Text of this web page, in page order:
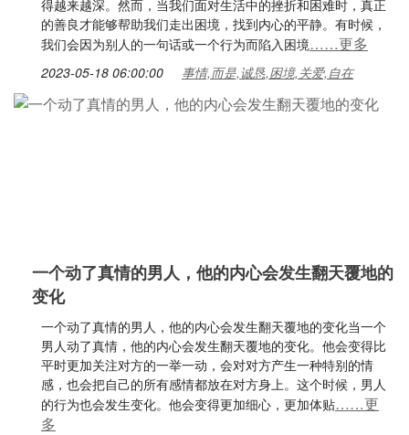
得越来越深。然而，当我们面对生活中的挫折和困难时，真正
的善良才能够帮助我们走出困境，找到内心的平静。有时候，
我们会因为别人的一句话或一个行为而陷入困境……更多
2023-05-18 06:00:00 事情,而是,诚恳,困境,关爱,自在
一个动了真情的男人，他的内心会发生翻天覆地的
变化
一个动了真情的男人，他的内心会发生翻天覆地的变化当一个
男人动了真情，他的内心会发生翻天覆地的变化。他会变得比
平时更加关注对方的一举一动，会对对方产生一种特别的情
感，也会把自己的所有感情都放在对方身上。这个时候，男人
的行为也会发生变化。他会变得更加细心，更加体贴……更
多